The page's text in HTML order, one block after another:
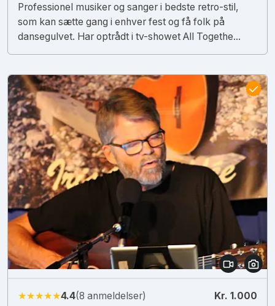
Professionel musiker og sanger i bedste retro-stil,
som kan sætte gang i enhver fest og få folk på
dansegulvet. Har optrådt i tv-showet All Togethe...
★★★★★4.4(8 anmeldelser) Kr. 1.000